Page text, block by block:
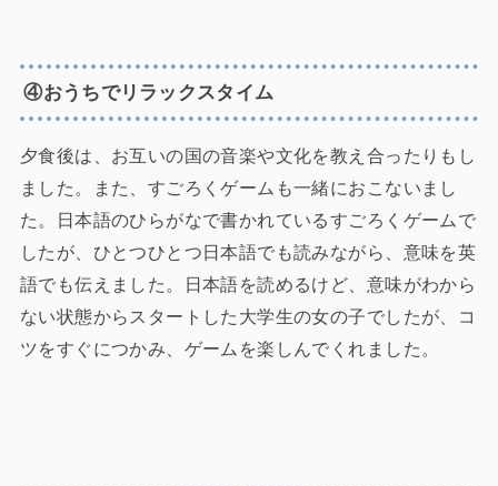
④おうちでリラックスタイム
夕食後は、お互いの国の音楽や文化を教え合ったりもし
ました。また、すごろくゲームも一緒におこないまし
た。日本語のひらがなで書かれているすごろくゲームで
したが、ひとつひとつ日本語でも読みながら、意味を英
語でも伝えました。日本語を読めるけど、意味がわから
ない状態からスタートした大学生の女の子でしたが、コ
ツをすぐにつかみ、ゲームを楽しんでくれました。